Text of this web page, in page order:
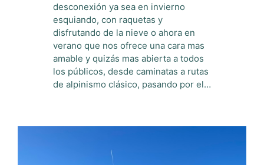
desconexión ya sea en invierno
esquiando, con raquetas y
disfrutando de la nieve o ahora en
verano que nos ofrece una cara mas
amable y quizás mas abierta a todos
los públicos, desde caminatas a rutas
de alpinismo clásico, pasando por el…